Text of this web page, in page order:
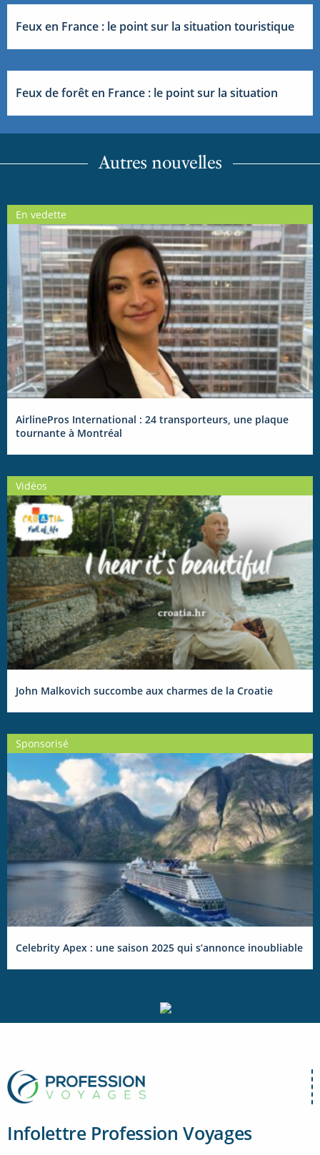
Feux en France : le point sur la situation touristique
Feux de forêt en France : le point sur la situation
Autres nouvelles
En vedette
AirlinePros International : 24 transporteurs, une plaque
tournante à Montréal
Vidéos
John Malkovich succombe aux charmes de la Croatie
Sponsorisé
Celebrity Apex : une saison 2025 qui s’annonce inoubliable
Infolettre Profession Voyages